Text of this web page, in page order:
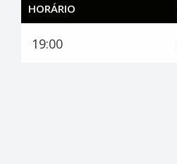
HORÁRIO
19:00